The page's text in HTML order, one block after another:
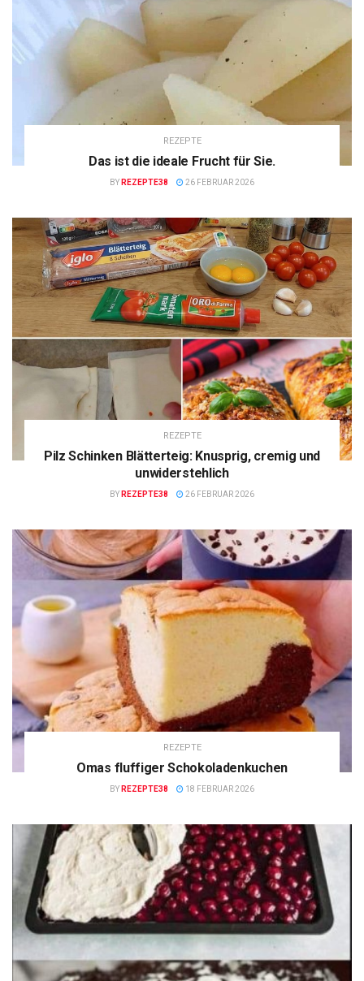
REZEPTE
Das ist die ideale Frucht für Sie.
BY REZEPTE38 26 FEBRUAR 2026
REZEPTE
Pilz Schinken Blätterteig: Knusprig, cremig und
unwiderstehlich
BY REZEPTE38 26 FEBRUAR 2026
REZEPTE
Omas fluffiger Schokoladenkuchen
BY REZEPTE38 18 FEBRUAR 2026